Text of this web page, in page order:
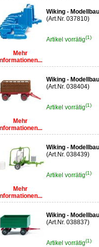
Mehr
Informationen...
Wiking -
(Art.Nr. 037810)
Artikel vorrätig(1)
Mehr
Informationen...
Wiking -
(Art.Nr. 038404)
Artikel vorrätig(1)
Mehr
Informationen...
Wiking -
(Art.Nr. 038439)
Artikel vorrätig(1)
Wiking -
(Art.Nr. 038837)
Artikel vorrätig(1)